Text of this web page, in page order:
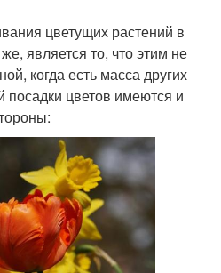
цветущих растений в
является то, что этим не
когда есть масса других
цветов имеются и